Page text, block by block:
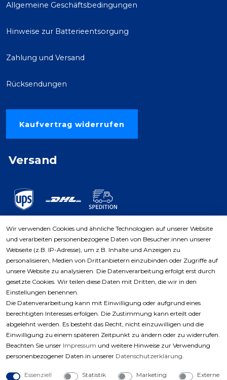
Allgemeine Geschäftsbedingungen
Hinweise zur Batterieentsorgung
Zahlung und Versand
Rücksendungen
Kaufvertrag widerrufen
Versand
Zahlungsarten
Wir verwenden Cookies und ähnliche Technologien auf unserer Website
und verarbeiten personenbezogene Daten von Besucher:innen unserer
Webseite (z.B. IP-Adresse), um z.B. Inhalte und Anzeigen zu
personalisieren, Medien von Drittanbietern einzubinden oder Zugriffe auf
unsere Website zu analysieren. Die Datenverarbeitung erfolgt erst durch
gesetzte Cookies. Wir teilen diese Daten mit Dritten, die wir in den
Einstellungen benennen.
Die Datenverarbeitung kann mit Einwilligung oder aufgrund eines
berechtigten Interesses erfolgen. Die Zustimmung kann erteilt oder
abgelehnt werden. Es besteht das Recht, nicht einzuwilligen und die
Einwilligung zu einem späteren Zeitpunkt zu ändern oder zu widerrufen.
Beachten Sie unser Impressum und weitere Hinweise zur Verwendung
personenbezogener Daten in unserer Daten­schutz­erklärung.
Essenziell Statistik Marketing Externe